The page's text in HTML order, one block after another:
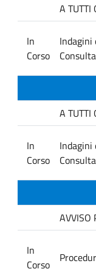
A
In
Corso
Indagini
A TUTTI
In
Corso
Indagini
AVVISO
In
Corso